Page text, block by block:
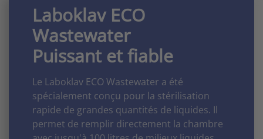
Laboklav ECO
Wastewater
Puissant et fiable
Le Laboklav ECO Wastewater a été
spécialement conçu pour la stérilisation
rapide de grandes quantités de liquides. Il
permet de remplir directement la chambre